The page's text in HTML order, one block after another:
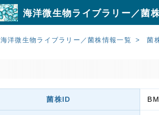
海洋微生物ライブラリー／菌
海洋微生物ライブラリー／菌株情報一覧 菌
菌株ID